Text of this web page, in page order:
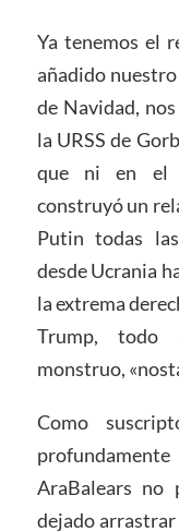
Ya tenemos el
añadido
de Navidad,
la URSS de
que ni en el
construyó un
Putin todas
desde Ucrania
la extrema
Trump, todo
monstruo,
Como
AraBalears no
dejado arrastrar